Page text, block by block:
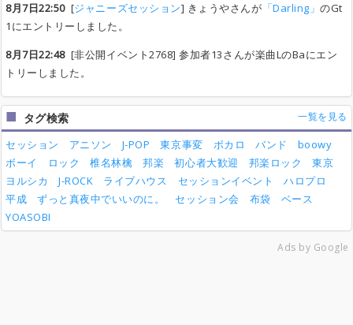
8月7日22:50[ジャニーズセッション] きょうやさんが 「Darling」のGt
1にエントリーしました。
8月7日22:48[非公開イベント2768] 参加者13さんが楽曲LのBaにエン
トリーしました。
タグ検索 一覧を見る
セッション アニソン J-POP 東京事変 ボカロ バンド
boowy
ボーイ
ロック 椎名林檎 邦楽 初心者大歓迎 邦楽ロック
東京
ヨルシカ
J-ROCK ライブハウス セッションイベント
ハロプロ
平成
ずっと真夜中でいいのに。 セッション会 布袋
ベース
YOASOBI
Ads by Google